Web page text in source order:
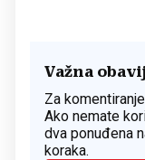
Važna
Za
Ako nemate
dva ponuđena
koraka.